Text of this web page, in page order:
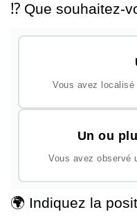
⁉️ Que souhaitez-
Vous avez
Un ou
Vous avez observé
🌍 Indiquez la